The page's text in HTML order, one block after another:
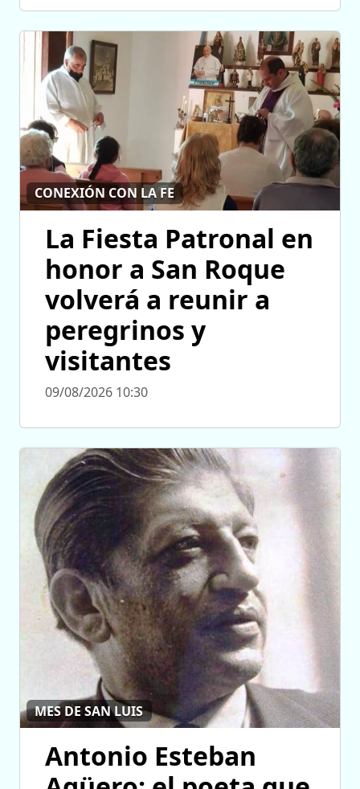
CONEXIÓN CON LA FE
La Fiesta Patronal en
honor a San Roque
volverá a reunir a
peregrinos y
visitantes
09/08/2026 10:30
MES DE SAN LUIS
Antonio Esteban